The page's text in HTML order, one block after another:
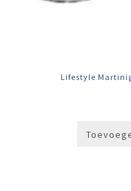
Lifestyle